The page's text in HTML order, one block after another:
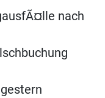
nach